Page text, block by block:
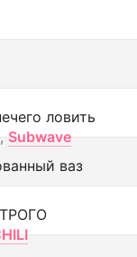
ловить
, Subwave
ваз